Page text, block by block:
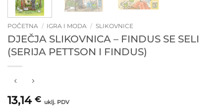
POČETNA / IGRA I MODA / SLIKOVNICE
DJEČJA SLIKOVNICA – FINDUS SE SELI
(SERIJA PETTSON I FINDUS)
13,14 € uklj. PDV